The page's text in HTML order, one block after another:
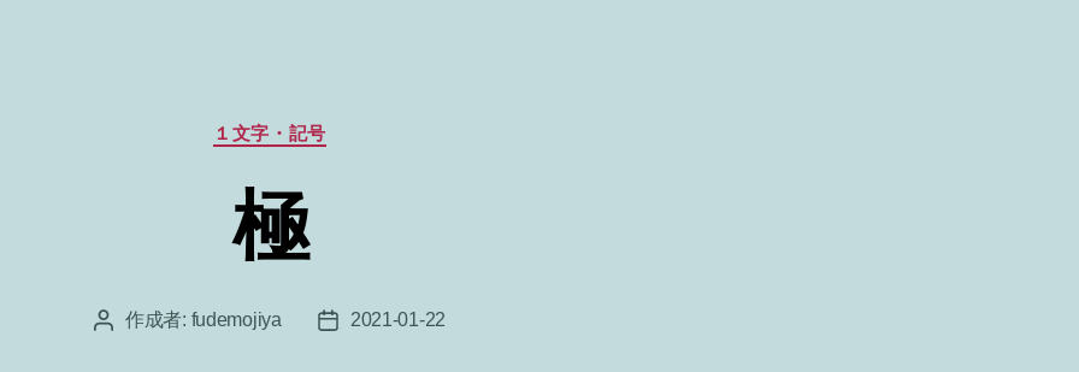
カ
テ
リ
ー
１文字・記号
極
投 作成者: fudemojiya
投
2021-01-22